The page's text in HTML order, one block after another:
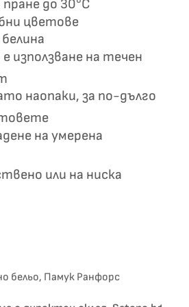
до 30°C
цветове
използване на течен
наопаки, за по-дълго
на умерена
или на ниска
бельо, Памук Ранфорс